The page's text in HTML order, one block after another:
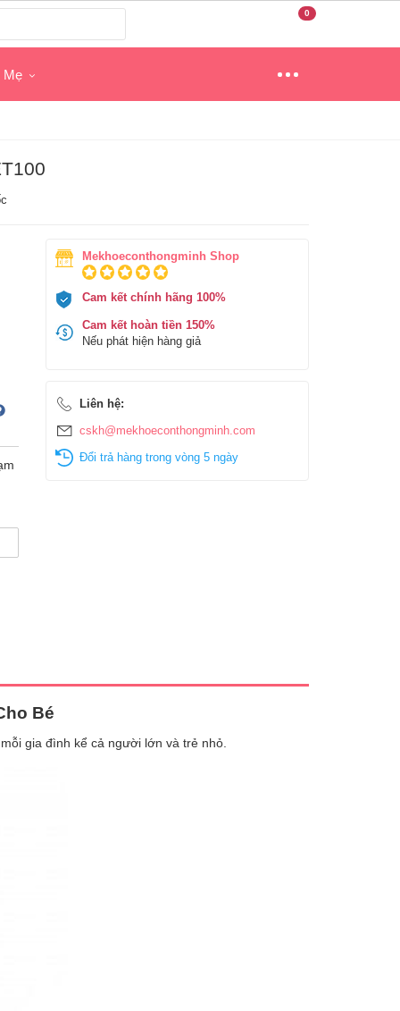
0
Mẹ
Mekhoeconthongminh Shop
Cam kết chính hãng 100%
Cam kết hoàn tiền 150%
Nếu phát hiện hàng giả
Liên hệ:
cskh@mekhoeconthongminh.com
Đổi trả hàng trong vòng 5 ngày
Bé
gia đình kể cả người lớn và trẻ nhỏ.